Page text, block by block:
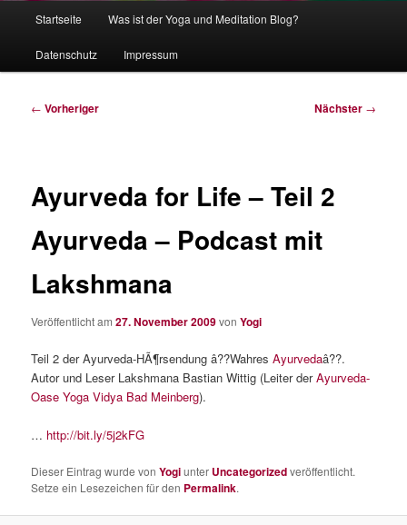
Startseite Was ist der Yoga und Meditation Blog?
Datenschutz Impressum
Beitragsnavigation
← Vorheriger Nächster →
Ayurveda for Life – Teil 2
Ayurveda – Podcast mit
Lakshmana
Veröffentlicht am27. November 2009vonYogi
Teil 2 der Ayurveda-HÃ¶rsendung â??WahresAyurvedaâ??.
Autor und Leser Lakshmana Bastian Wittig (Leiter derAyurveda-
Oase Yoga Vidya Bad Meinberg).
… http://bit.ly/5j2kFG
Dieser Eintrag wurde vonYogiunter Uncategorizedveröffentlicht.
Setze ein Lesezeichen für den Permalink.